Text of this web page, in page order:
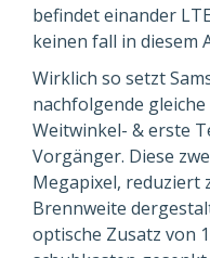
befindet einander
keinen fall in diesem
Wirklich so setzt
nachfolgende
Weitwinkel- & erste
Vorgänger. Diese
Megapixel, reduziert
Brennweite
optische Zusatz von